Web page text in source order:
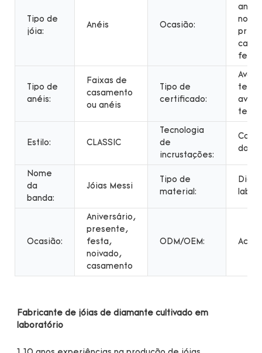
Tipo de
jóia:
Anéis Ocasião:
festa
Tipo de
anéis:
Faixas de
casamento
ou anéis
Tipo de
certificado:
Estilo: CLASSIC
Tecnologia
de
incrustações:
do
Nome
da
banda:
Jóias Messi
Tipo de
material:
Ocasião:
Aniversário,
presente,
festa,
noivado,
casamento
ODM/OEM:
Fabricante de jóias de diamante cultivado em